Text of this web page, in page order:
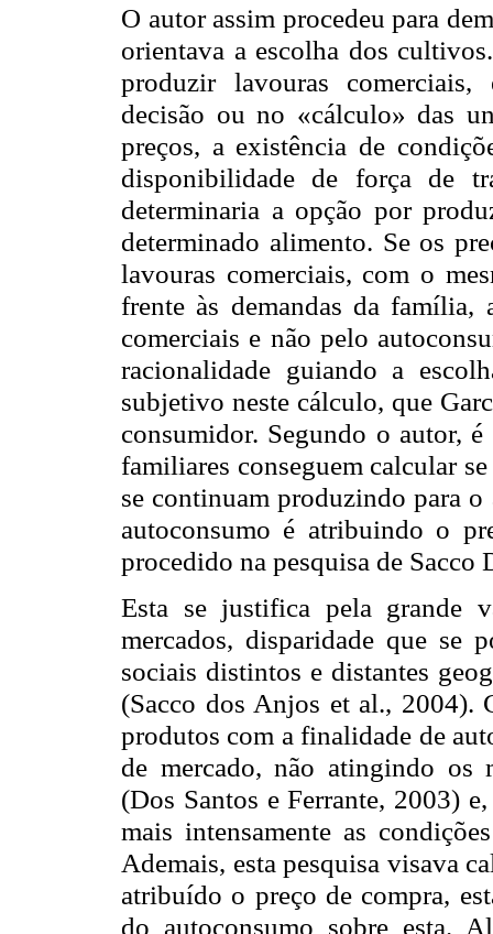
O autor assim procedeu para
orientava a escolha dos
produzir lavouras
decisão ou no «cálculo» das
preços, a existência de
disponibilidade de força de
determinaria a opção por
determinado alimento. Se os
lavouras comerciais, com o
frente às demandas da família,
comerciais e não pelo
racionalidade guiando a
subjetivo neste cálculo, que
consumidor. Segundo o autor,
familiares conseguem calcular
se continuam produzindo para
autoconsumo é atribuindo o
procedido na pesquisa de
Esta se justifica pela grande
mercados, disparidade que se
sociais distintos e distantes
(Sacco dos Anjos et al., 2004).
produtos com a finalidade de
de mercado, não atingindo os
(Dos Santos e Ferrante, 2003)
mais intensamente as
Ademais, esta pesquisa visava
atribuído o preço de compra,
do autoconsumo sobre esta.